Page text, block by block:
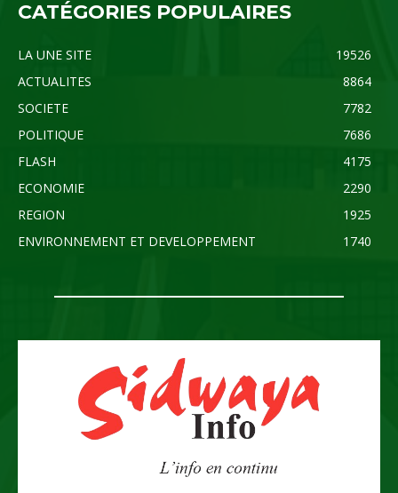
CATÉGORIES POPULAIRES
LA UNE SITE
19526
ACTUALITES
8864
SOCIETE
7782
POLITIQUE
7686
FLASH
4175
ECONOMIE
2290
REGION
1925
ENVIRONNEMENT ET DEVELOPPEMENT
1740